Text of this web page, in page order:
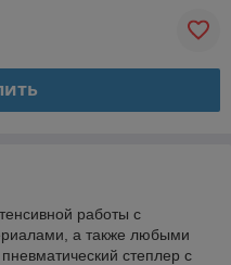
работы с
а также любыми
степлер с